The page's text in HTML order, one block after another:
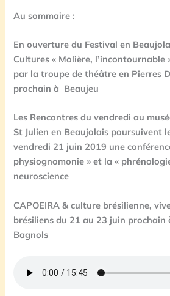
Au sommaire :
En ouverture du Festival en
Cultures « Molière, l’incontournable
par la troupe de théâtre en Pierres
prochain à Beaujeu
Les Rencontres du vendredi au
St Julien en Beaujolais poursuivent
vendredi 21 juin 2019 une
physiognomonie » et la «
neuroscience
CAPOEIRA & culture brésilienne,
brésiliens du 21 au 23 juin prochain
Bagnols